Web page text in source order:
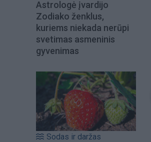
Astrologė įvardijo
Zodiako ženklus,
kuriems niekada nerūpi
svetimas asmeninis
gyvenimas
Sodas ir daržas